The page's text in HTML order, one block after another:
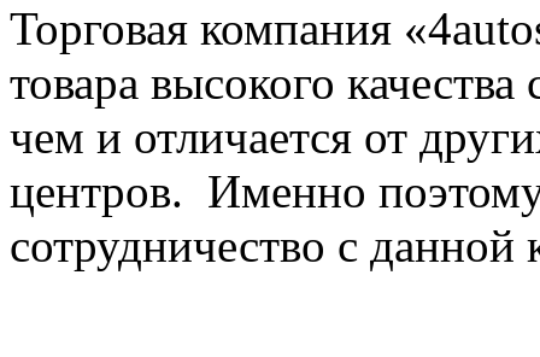
Торговая компания
товара высокого
чем и отличается от
центров. Именно
сотрудничество с данной